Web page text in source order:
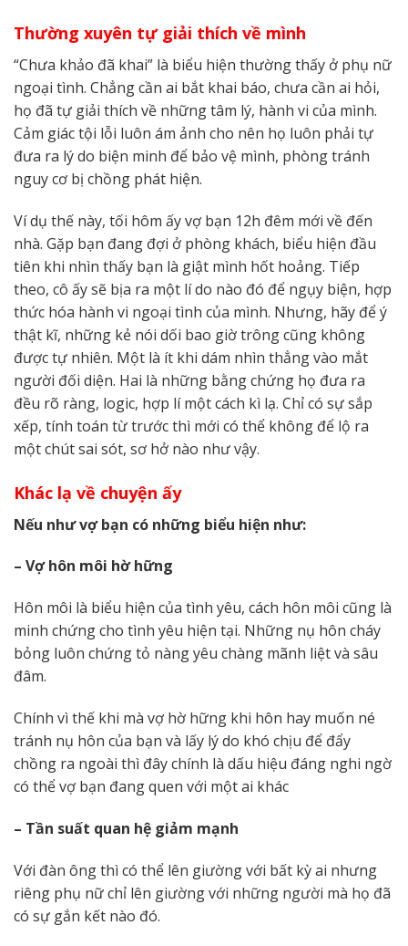
Thường xuyên tự giải thích về mình
“Chưa khảo đã khai” là biểu hiện thường thấy ở phụ nữ
ngoại tình. Chẳng cần ai bắt khai báo, chưa cần ai hỏi,
họ đã tự giải thích về những tâm lý, hành vi của mình.
Cảm giác tội lỗi luôn ám ảnh cho nên họ luôn phải tự
đưa ra lý do biện minh để bảo vệ mình, phòng tránh
nguy cơ bị chồng phát hiện.
Ví dụ thế này, tối hôm ấy vợ bạn 12h đêm mới về đến
nhà. Gặp bạn đang đợi ở phòng khách, biểu hiện đầu
tiên khi nhìn thấy bạn là giật mình hốt hoảng. Tiếp
theo, cô ấy sẽ bịa ra một lí do nào đó để ngụy biện, hợp
thức hóa hành vi ngoại tình của mình. Nhưng, hãy để ý
thật kĩ, những kẻ nói dối bao giờ trông cũng không
được tự nhiên. Một là ít khi dám nhìn thẳng vào mắt
người đối diện. Hai là những bằng chứng họ đưa ra
đều rõ ràng, logic, hợp lí một cách kì lạ. Chỉ có sự sắp
xếp, tính toán từ trước thì mới có thể không để lộ ra
một chút sai sót, sơ hở nào như vậy.
Khác lạ về chuyện ấy
Nếu như vợ bạn có những biểu hiện như:
– Vợ hôn môi hờ hững
Hôn môi là biểu hiện của tình yêu, cách hôn môi cũng là
minh chứng cho tình yêu hiện tại. Những nụ hôn cháy
bỏng luôn chứng tỏ nàng yêu chàng mãnh liệt và sâu
đâm.
Chính vì thế khi mà vợ hờ hững khi hôn hay muốn né
tránh nụ hôn của bạn và lấy lý do khó chịu để đẩy
chồng ra ngoài thì đây chính là dấu hiệu đáng nghi ngờ
có thể vợ bạn đang quen với một ai khác
– Tần suất quan hệ giảm mạnh
Với đàn ông thì có thể lên giường với bất kỳ ai nhưng
riêng phụ nữ chỉ lên giường với những người mà họ đã
có sự gắn kết nào đó.